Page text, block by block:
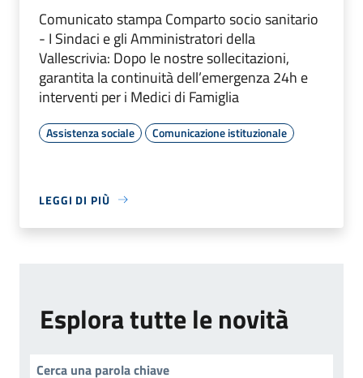
Comunicato stampa Comparto socio sanitario
- I Sindaci e gli Amministratori della
Vallescrivia: Dopo le nostre sollecitazioni,
garantita la continuità dell’emergenza 24h e
interventi per i Medici di Famiglia
Assistenza sociale Comunicazione istituzionale
LEGGI DI PIÙ
Esplora tutte le novità